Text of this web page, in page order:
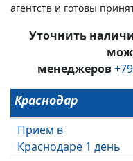
агентств и готовы
Уточнить
менеджеров
Краснодар
Прием в
Краснодаре 1 день